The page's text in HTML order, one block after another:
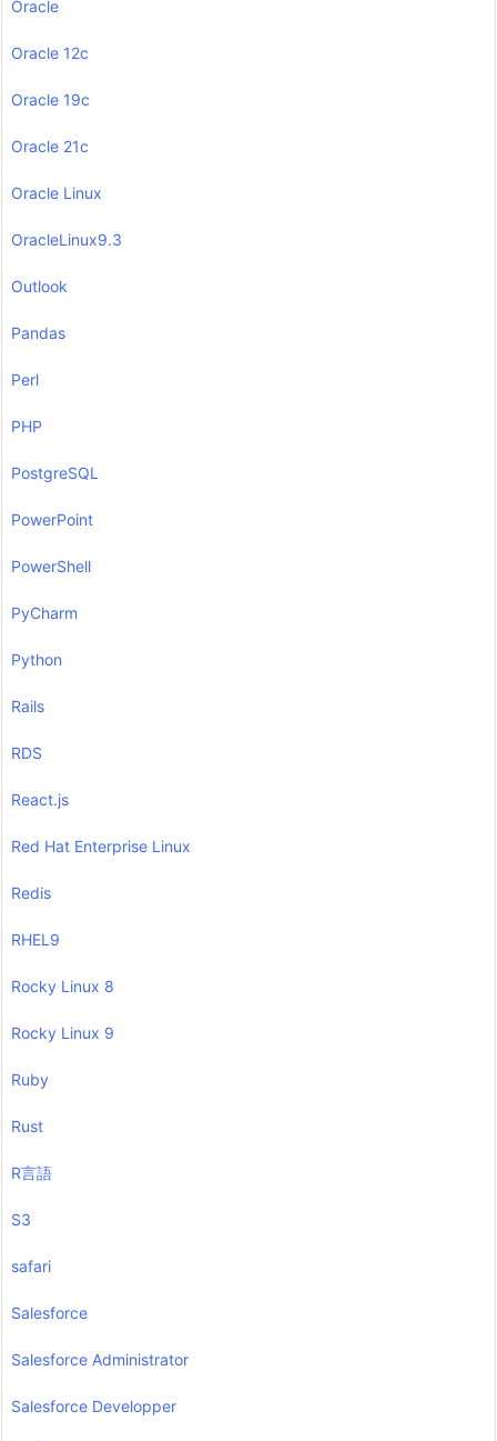
Oracle
Oracle 12c
Oracle 19c
Oracle 21c
Oracle Linux
OracleLinux9.3
Outlook
Pandas
Perl
PHP
PostgreSQL
PowerPoint
PowerShell
PyCharm
Python
Rails
RDS
React.js
Red Hat Enterprise Linux
Redis
RHEL9
Rocky Linux 8
Rocky Linux 9
Ruby
Rust
R言語
S3
safari
Salesforce
Salesforce Administrator
Salesforce Developper